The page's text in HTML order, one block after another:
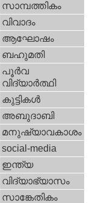
സാമ്പത്തികം
വിവാദം
ആഘോഷം
ബഹുമതി
പൂര്‍വ
വിദ്യാര്‍ത്ഥി
കുട്ടികള്‍
അബുദാബി
മനുഷ്യാവകാശം
social-media
ഇന്ത്യ
വിദ്യാഭ്യാസം
സാങ്കേതികം